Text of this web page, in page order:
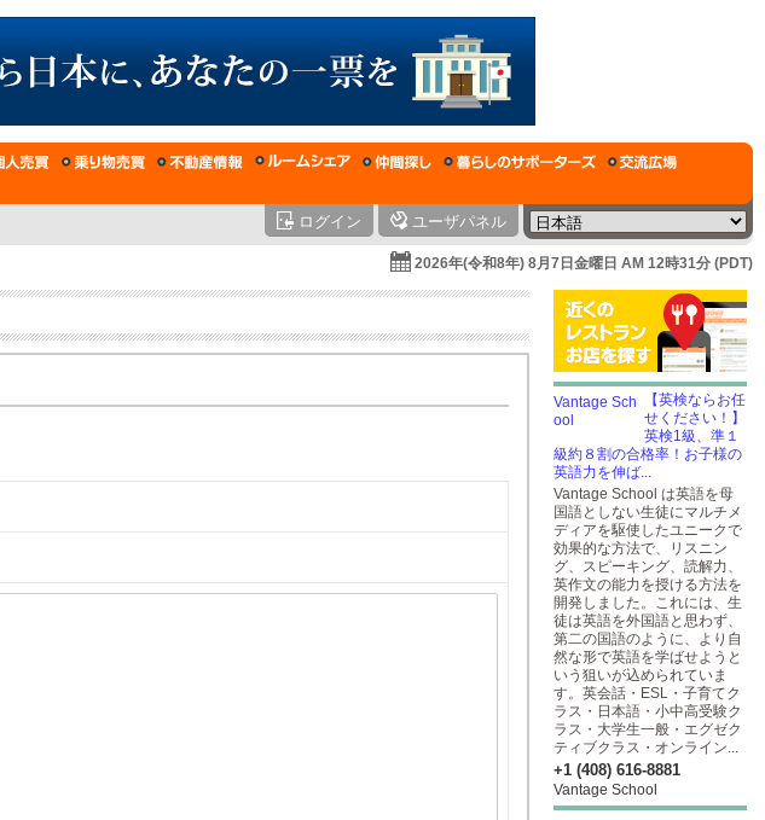
ログイン ユーザパネル
2026年(令和8年) 8月7日金曜日 AM 12時31分 (PDT)
【英検ならお任
せください！】
英検1級、準１
級約８割の合格率！お子様の
英語力を伸ば...
Vantage School は英語を母
国語としない生徒にマルチメ
ディアを駆使したユニークで
効果的な方法で、リスニン
グ、スピーキング、読解力、
英作文の能力を授ける方法を
開発しました。これには、生
徒は英語を外国語と思わず、
第二の国語のように、より自
然な形で英語を学ばせようと
いう狙いが込められていま
す。英会話・ESL・子育てク
ラス・日本語・小中高受験ク
ラス・大学生一般・エグゼク
ティブクラス・オンライン...
+1 (408) 616-8881
Vantage School